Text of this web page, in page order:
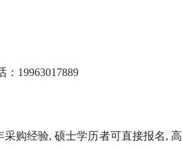
19963017889
购经验, 硕士学历者可直接报名, 高